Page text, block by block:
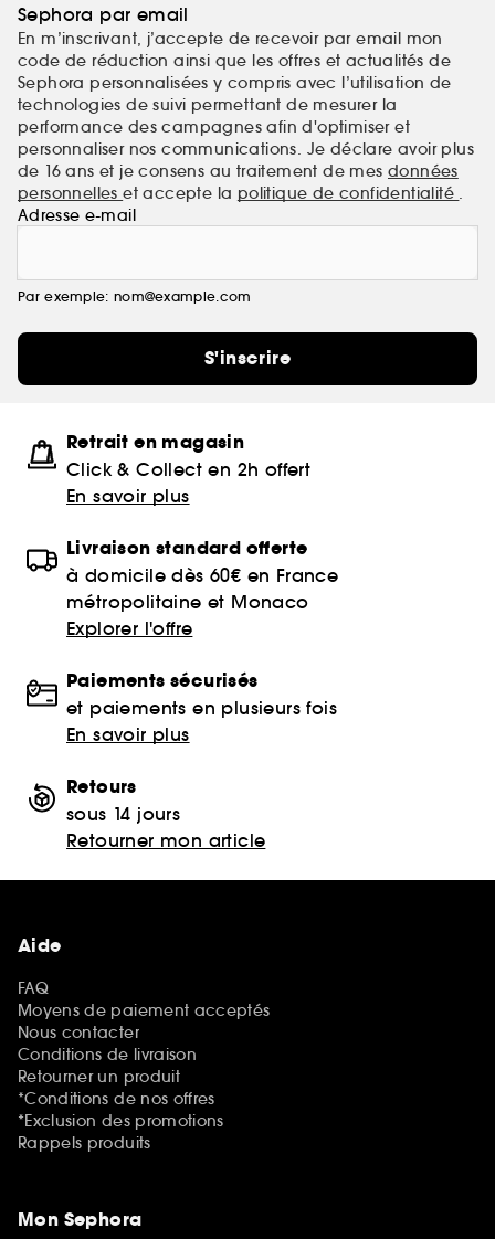
Sephora par email
En m’inscrivant, j’accepte de recevoir par email mon
code de réduction ainsi que les offres et actualités de
Sephora personnalisées y compris avec l’utilisation de
technologies de suivi permettant de mesurer la
performance des campagnes afin d'optimiser et
personnaliser nos communications. Je déclare avoir plus
de 16 ans et je consens au traitement de mes données
personnelleset accepte la politique de confidentialité .
Adresse e-mail
Par exemple: nom@example.com
S'inscrire
Retrait en magasin
Click & Collect en 2h offert
En savoir plus
Livraison standard offerte
à domicile dès 60€ en France
métropolitaine et Monaco
Explorer l'offre
Paiements sécurisés
et paiements en plusieurs fois
En savoir plus
Retours
sous 14 jours
Retourner mon article
Aide
FAQ
Moyens de paiement acceptés
Nous contacter
Conditions de livraison
Retourner un produit
*Conditions de nos offres
*Exclusion des promotions
Rappels produits
Mon Sephora